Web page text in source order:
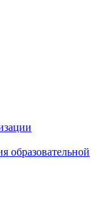
образовательной